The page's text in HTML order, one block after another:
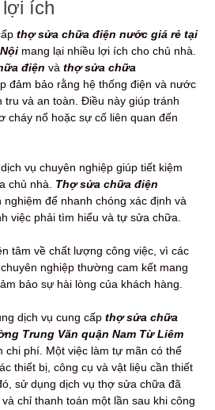
lợi ích
thợ sửa chữa điện nước giá rẻ tại
mang lại nhiều lợi ích cho chủ nhà.
điện và thợ sửa chữa
đảm bảo rằng hệ thống điện và nước
tru và an toàn. Điều này giúp tránh
cháy nổ hoặc sự cố liên quan đến
vụ chuyên nghiệp giúp tiết kiệm
chủ nhà. Thợ sửa chữa điện
nghiệm để nhanh chóng xác định và
việc phải tìm hiểu và tự sửa chữa.
tâm về chất lượng công việc, vì các
nghiệp thường cam kết mang
bảo sự hài lòng của khách hàng.
dịch vụ cung cấp thợ sửa chữa
Trung Văn quận Nam Từ Liêm
chi phí. Một việc làm tự mãn có thể
thiết bị, công cụ và vật liệu cần thiết
sử dụng dịch vụ thợ sửa chữa đã
chỉ thanh toán một lần sau khi công